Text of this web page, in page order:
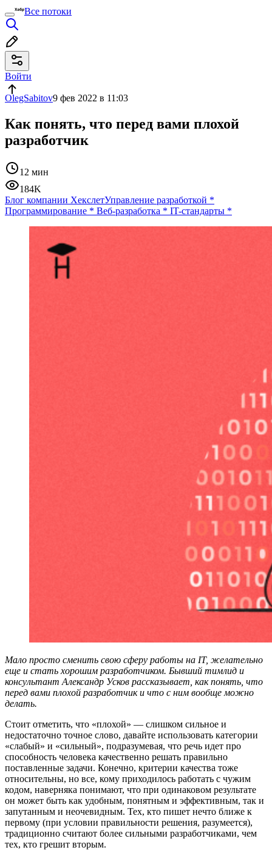
Все потоки
Войти
OlegSabitov9 фев 2022 в 11:03
Как понять, что перед вами плохой
разработчик
12 мин
184K
Блог компании ХекслетУправление разработкой *
Программирование * Веб-разработка * IT-стандарты *
Мало просто сменить свою сферу работы на IT, желательно
еще и стать хорошим разработчиком. Бывший тимлид и
консультант Александр Усков рассказывает, как понять, что
перед вами плохой разработчик и что с ним вообще можно
делать.
Стоит отметить, что «плохой» — слишком сильное и
недостаточно точное слово, давайте использовать категории
«слабый» и «сильный», подразумевая, что речь идет про
способность человека качественно решать правильно
поставленные задачи. Конечно, критерии качества тоже
относительны, но все, кому приходилось работать с чужим
кодом, наверняка понимают, что при одинаковом результате
он может быть как удобным, понятным и эффективным, так и
запутанным и неочевидным. Тех, кто пишет нечто ближе к
первому (при условии правильности решения, разумеется),
традиционно считают более сильными разработчиками, чем
тех, кто грешит вторым.